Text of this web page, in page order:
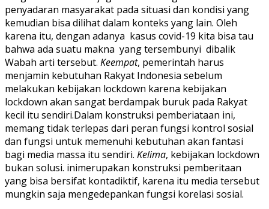
penyadaran masyarakat pada situasi dan kondisi yang
kemudian bisa dilihat dalam konteks yang lain. Oleh
karena itu, dengan adanya kasus covid-19 kita bisa tau
bahwa ada suatu makna yang tersembunyi dibalik
Wabah arti tersebut. Keempat, pemerintah harus
menjamin kebutuhan Rakyat Indonesia sebelum
melakukan kebijakan lockdown karena kebijakan
lockdown akan sangat berdampak buruk pada Rakyat
kecil itu sendiri.Dalam konstruksi pemberiataan ini,
memang tidak terlepas dari peran fungsi kontrol sosial
dan fungsi untuk memenuhi kebutuhan akan fantasi
bagi media massa itu sendiri. Kelima, kebijakan lockdown
bukan solusi. inimerupakan konstruksi pemberitaan
yang bisa bersifat kontadiktif, karena itu media tersebut
mungkin saja mengedepankan fungsi korelasi sosial.